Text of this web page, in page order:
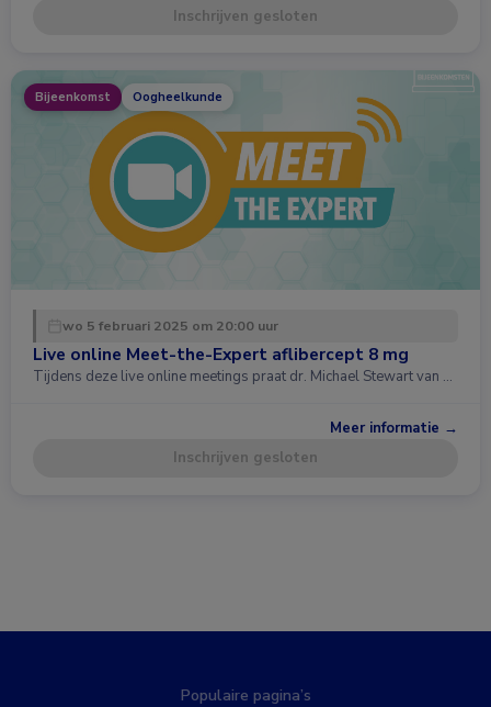
Inschrijven gesloten
Bijeenkomst Oogheelkunde
wo 5 februari 2025 om 20:00 uur
Live online Meet-the-Expert aflibercept 8 mg
Tijdens deze live online meetings praat dr. Michael Stewart van …
Meer informatie →
Inschrijven gesloten
Populaire pagina’s